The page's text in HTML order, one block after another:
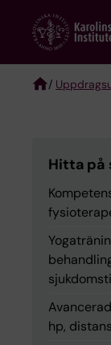
content
/
Hitta på
hp,